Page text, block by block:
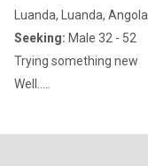
Luanda, Luanda, Angola
Seeking: Male 32 - 52
Trying something new
Well.....